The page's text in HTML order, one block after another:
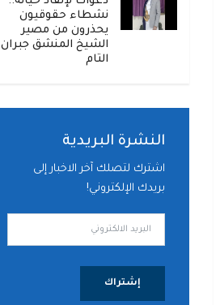
نشطاء حقوقيون
يحذرون من مصير
الشيخ المنشق جبران
التام
النشرة البريدية
اشترك لتصلك آخر الاخبار إلى
بريدك الإلكتروني!
إشتراك